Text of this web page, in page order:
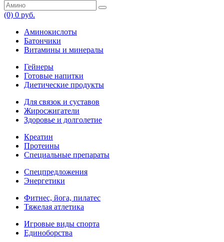
(0) 0 руб.
Аминокислоты
Батончики
Витамины и минералы
Гейнеры
Готовые напитки
Диетические продукты
Для связок и суставов
Жиросжигатели
Здоровье и долголетие
Креатин
Протеины
Специальные препараты
Спецпредложения
Энергетики
Фитнес, йога, пилатес
Тяжелая атлетика
Игровые виды спорта
Единоборства